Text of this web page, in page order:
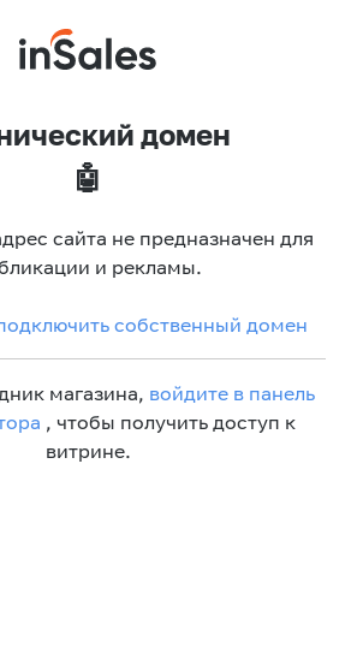
домен
🤖
сайта не предназначен для
и рекламы.
собственный домен
магазина, войдите в панель
, чтобы получить доступ к
витрине.